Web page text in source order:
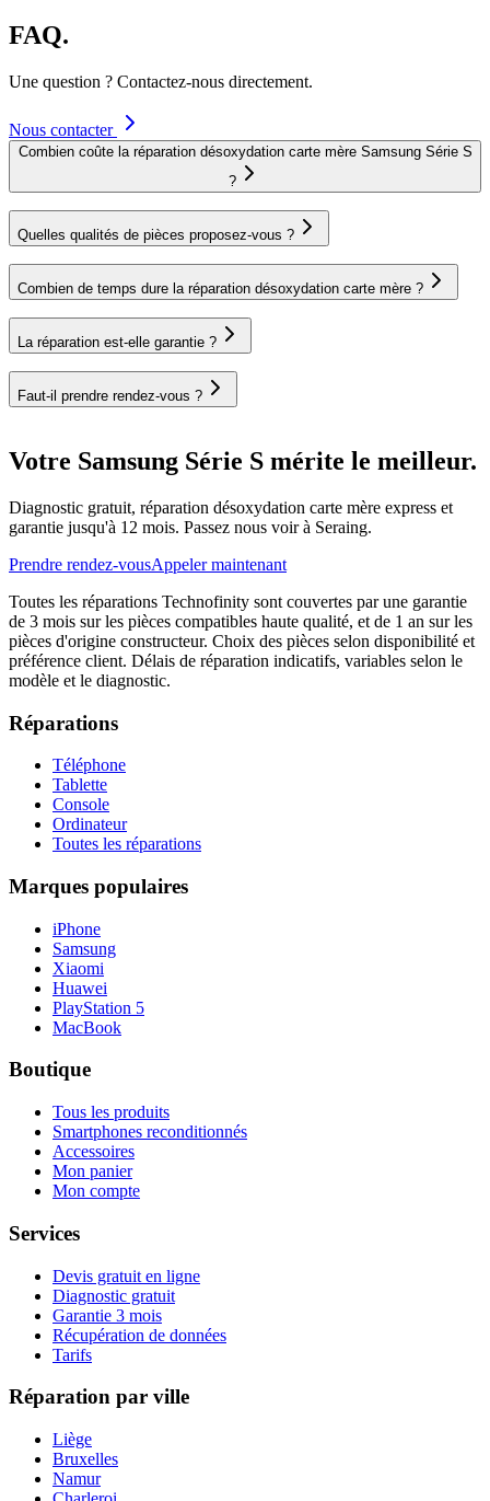
FAQ.
Une question ? Contactez-nous directement.
Nous contacter
Combien coûte la réparation désoxydation carte mère Samsung Série S
?
Quelles qualités de pièces proposez-vous ?
Combien de temps dure la réparation désoxydation carte mère ?
La réparation est-elle garantie ?
Faut-il prendre rendez-vous ?
Votre Samsung Série S mérite le meilleur.
Diagnostic gratuit, réparation désoxydation carte mère express et
garantie jusqu'à 12 mois. Passez nous voir à Seraing.
Prendre rendez-vousAppeler maintenant
Toutes les réparations Technofinity sont couvertes par une garantie
de 3 mois sur les pièces compatibles haute qualité, et de 1 an sur les
pièces d'origine constructeur. Choix des pièces selon disponibilité et
préférence client. Délais de réparation indicatifs, variables selon le
modèle et le diagnostic.
Réparations
Téléphone
Tablette
Console
Ordinateur
Toutes les réparations
Marques populaires
iPhone
Samsung
Xiaomi
Huawei
PlayStation 5
MacBook
Boutique
Tous les produits
Smartphones reconditionnés
Accessoires
Mon panier
Mon compte
Services
Devis gratuit en ligne
Diagnostic gratuit
Garantie 3 mois
Récupération de données
Tarifs
Réparation par ville
Liège
Bruxelles
Namur